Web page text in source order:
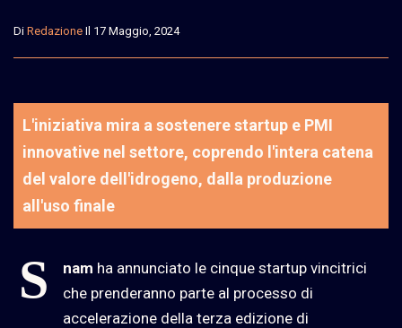
Di Redazione Il 17 Maggio, 2024
L'iniziativa mira a sostenere startup e PMI
innovative nel settore, coprendo l'intera catena
del valore dell'idrogeno, dalla produzione
all'uso finale
S nam ha annunciato le cinque startup vincitrici
che prenderanno parte al processo di
accelerazione della terza edizione di